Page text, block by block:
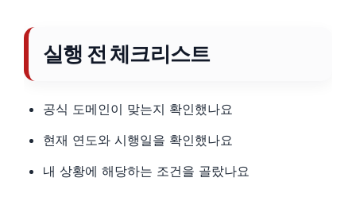
실행 전 체크리스트
공식 도메인이 맞는지 확인했나요
현재 연도와 시행일을 확인했나요
내 상황에 해당하는 조건을 골랐나요